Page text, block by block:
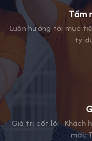
Tầm
Luôn hướng tới mục
ty
Giá trị cốt lõi: Khách
mới;